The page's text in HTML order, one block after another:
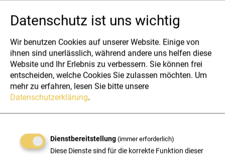
Managed Service
Datenschutz ist uns wichtig
Wir benutzen Cookies auf unserer Website. Einige von
ihnen sind unerlässlich, während andere uns helfen diese
Website und Ihr Erlebnis zu verbessern. Sie können frei
entscheiden, welche Cookies Sie zulassen möchten. Um
mehr zu erfahren, lesen Sie bitte unsere
Datenschutzerklärung.
Dienstbereitstellung (immer erforderlich)
Diese Dienste sind für die korrekte Funktion dieser